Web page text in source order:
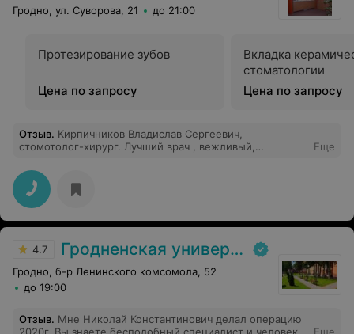
Гродно, ул. Суворова, 21 до 21:00
Протезирование зубов
Цена по запросу
Вкладка
стоматологии
Цена по запросу
Отзыв. Кирпичников Владислав Сергеевич,
стомотолог-хирург. Лучший врач , вежливый,
Удалил зуб мудрости без боли и очень быстро!!!!!
Еще
4.7 Гродненская университетская клиника
Гродно, б-р Ленинского комсомола, 52
до 19:00
Отзыв. Мне Николай Константинович делал операцию